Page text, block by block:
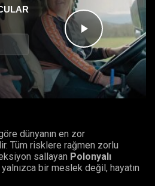
Videoyu
Oynat
dünyanın en zor
Tüm risklere rağmen zorlu
sallayan Polonyalı
bir meslek değil, hayatın